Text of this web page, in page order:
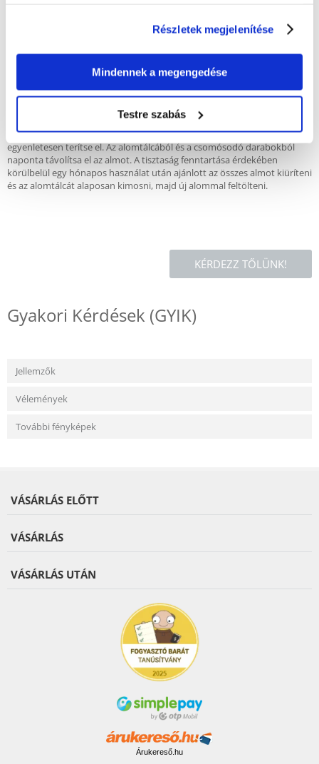
Részletek megjelenítése
Mindennek a megengedése
Testre szabás
- nagy abszorpciós kapacitással rendelkezik
- egészségügyi eszközökkel ártalmatlanítható
- nem sérti az állatok érzékeny ujjbegyeit
Töltsön meg egy tiszta alomtálcát körülbelül 5 cm alommal, és
egyenletesen terítse el. Az alomtálcából és a csomósodó darabokból
naponta távolítsa el az almot. A tisztaság fenntartása érdekében
körülbelül egy hónapos használat után ajánlott az összes almot kiüríteni
és az alomtálcát alaposan kimosni, majd új alommal feltölteni.
KÉRDEZZ TŐLÜNK!
Gyakori Kérdések (GYIK)
Jellemzők
Vélemények
További fényképek
VÁSÁRLÁS ELŐTT
VÁSÁRLÁS
VÁSÁRLÁS UTÁN
Árukereső.hu